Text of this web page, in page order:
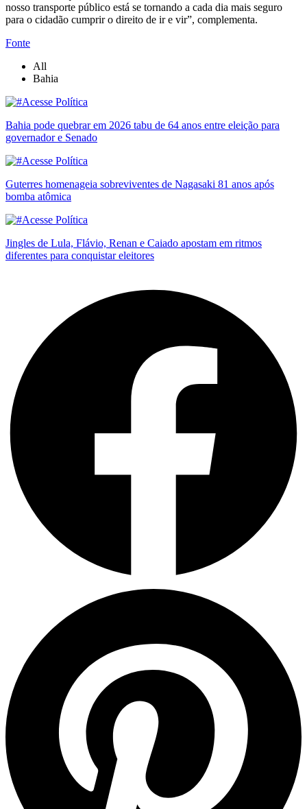
nosso transporte público está se tornando a cada dia mais seguro
para o cidadão cumprir o direito de ir e vir”, complementa.
Fonte
All
Bahia
Bahia pode quebrar em 2026 tabu de 64 anos entre eleição para
governador e Senado
Guterres homenageia sobreviventes de Nagasaki 81 anos após
bomba atômica
Jingles de Lula, Flávio, Renan e Caiado apostam em ritmos
diferentes para conquistar eleitores